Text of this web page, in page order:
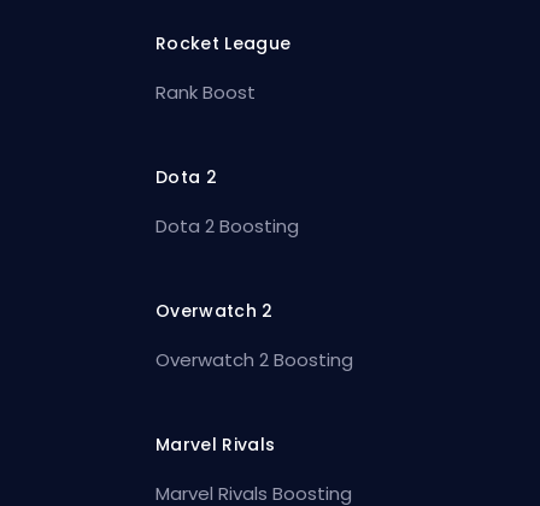
Rocket League
Rank Boost
Dota 2
Dota 2 Boosting
Overwatch 2
Overwatch 2 Boosting
Marvel Rivals
Marvel Rivals Boosting